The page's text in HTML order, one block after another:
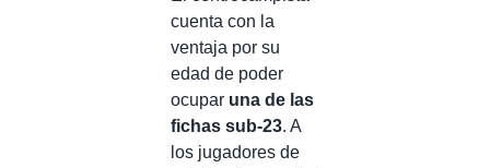
cuenta con la
ventaja por su
edad de poder
ocupar una de las
fichas sub-23. A
los jugadores de